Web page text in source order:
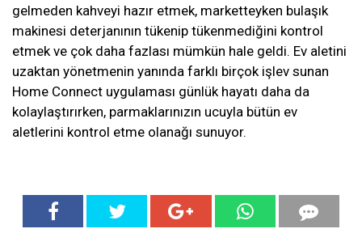
gelmeden kahveyi hazır etmek, marketteyken bulaşık
makinesi deterjanının tükenip tükenmediğini kontrol
etmek ve çok daha fazlası mümkün hale geldi. Ev aletini
uzaktan yönetmenin yanında farklı birçok işlev sunan
Home Connect uygulaması günlük hayatı daha da
kolaylaştırırken, parmaklarınızın ucuyla bütün ev
aletlerini kontrol etme olanağı sunuyor.